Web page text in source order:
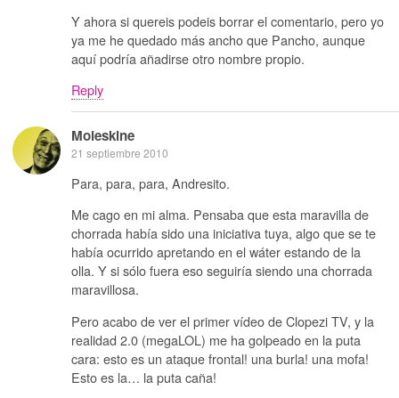
Y ahora si quereis podeis borrar el comentario, pero yo
ya me he quedado más ancho que Pancho, aunque
aquí podría añadirse otro nombre propio.
Reply
Moleskine
21 septiembre 2010
Para, para, para, Andresito.
Me cago en mi alma. Pensaba que esta maravilla de
chorrada había sido una iniciativa tuya, algo que se te
había ocurrido apretando en el wáter estando de la
olla. Y si sólo fuera eso seguiría siendo una chorrada
maravillosa.
Pero acabo de ver el primer vídeo de Clopezi TV, y la
realidad 2.0 (megaLOL) me ha golpeado en la puta
cara: esto es un ataque frontal! una burla! una mofa!
Esto es la… la puta caña!